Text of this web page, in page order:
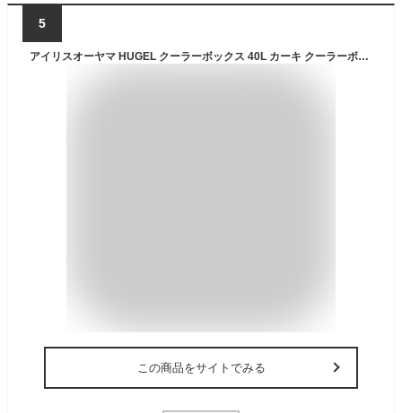
5
アイリスオーヤマ HUGEL クーラーボックス 40L カーキ クーラーボックス レジャークーラー アウトドア キャンプ 大型 スポーツ TC-40
この商品をサイトでみる